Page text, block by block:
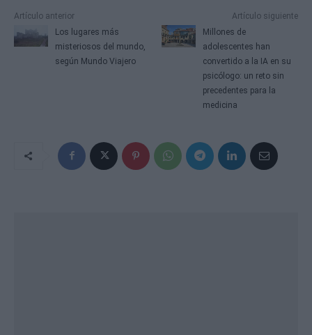
Artículo anterior
Los lugares más
misteriosos del mundo,
según Mundo Viajero
Artículo siguiente
Millones de
adolescentes han
convertido a la IA en su
psicólogo: un reto sin
precedentes para la
medicina